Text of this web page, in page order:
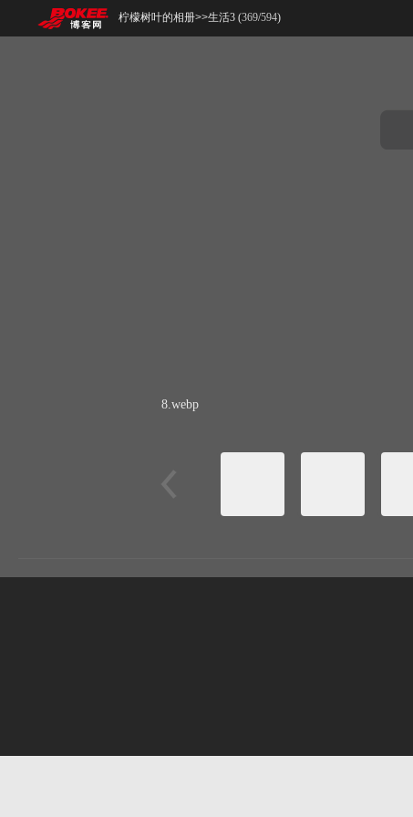
柠檬树叶的相册>>生活3 (369/594)
8.webp